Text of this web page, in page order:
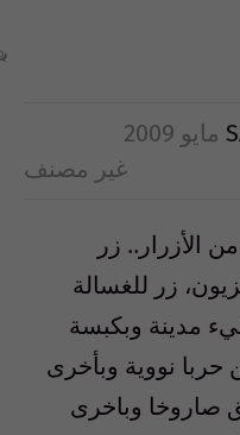
غير مصنف
الأزرار.. زر
زر للغسالة
مدينة وبكبسة
نووية وبأخرى
صاروخا وباخرى